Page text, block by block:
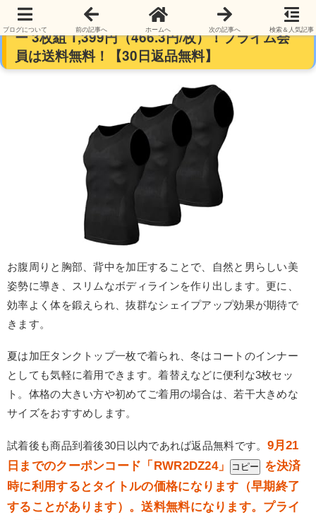
Odoland メンズ加圧タンクトップ 加圧インナ
ー 3枚組 1,399円（466.3円/枚）！プライム会
員は送料無料！【30日返品無料】
お腹周りと胸部、背中を加圧することで、自然と男らしい美
姿勢に導き、スリムなボディラインを作り出します。更に、
効率よく体を鍛えられ、抜群なシェイプアップ効果が期待で
きます。
夏は加圧タンクトップ一枚で着られ、冬はコートのインナー
としても気軽に着用できます。着替えなどに便利な3枚セッ
ト。体格の大きい方や初めてご着用の場合は、若干大きめな
サイズをおすすめします。
試着後も商品到着後30日以内であれば返品無料です。 9月21
日までのクーポンコード「 RWR2DZ24」 コピー
を決済
時に利用するとタイトルの価格になります（早期終了
することがあります）。送料無料になります。プライ
ブログについて 前の記事へ ホームへ 次の記事へ 検索＆人気記事